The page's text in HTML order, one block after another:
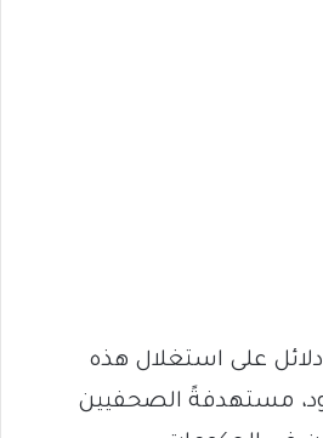
على استغلال هذه
مستهدفةً الصحفيين